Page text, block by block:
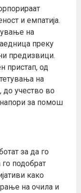
и емпатија.
на
преку
предизвици.
пристап, од
на
до учество во
за помош
за да го
подобрат
како
на очила и